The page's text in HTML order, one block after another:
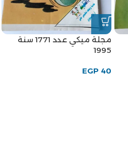
مجلة ميكي عدد 1771 سنة
1995
EGP 40